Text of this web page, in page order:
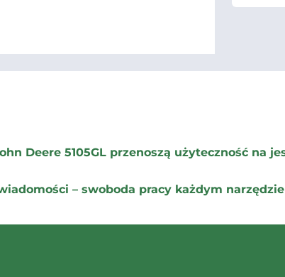
Deere 5105GL przenoszą użyteczność na
– swoboda pracy każdym